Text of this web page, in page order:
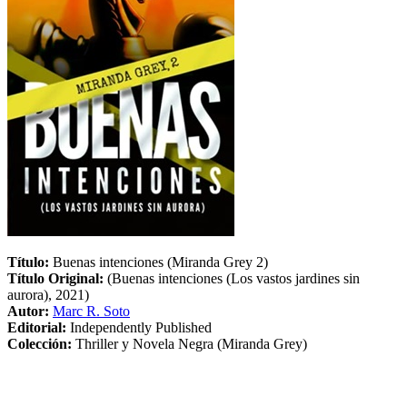
Título: Buenas intenciones (Miranda Grey 2)
Título Original: (Buenas intenciones (Los vastos jardines sin
aurora), 2021)
Autor: Marc R. Soto
Editorial: Independently Published
Colección: Thriller y Novela Negra (Miranda Grey)